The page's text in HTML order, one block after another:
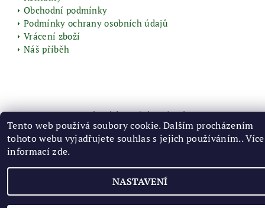
Obchodní podmínky
Podmínky ochrany osobních údajů
Vrácení zboží
Náš příběh
2026 © Vyrobenozbylin.cz, všechna práva vyhrazena
Vytvořil Shoptet
Tento web používá soubory cookie. Dalším procházením
tohoto webu vyjadřujete souhlas s jejich používáním.. Více
informacízde.
NASTAVENÍ